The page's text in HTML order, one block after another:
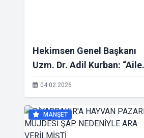
Hekimsen Genel Başkanı
Uzm. Dr. Adil Kurban: “Aile
hekimliğinde tek tip yazılım
ve mesleki riskle karşı
karşıya bırakıyor
04.02.2026
MANŞET